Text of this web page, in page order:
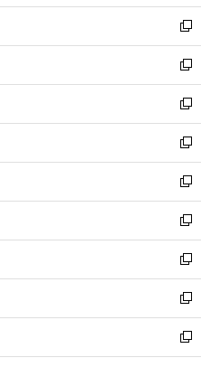
ウ
ィ
ン
ド
ウ
で
開
く
し
い
ウ
ィ
ン
ド
ウ
で
開
く
新
し
い
ウ
ィ
ン
ド
ウ
で
開
く
新
し
い
ウ
ィ
ン
ド
ウ
で
開
く
新
し
い
ウ
ィ
ン
ド
ウ
で
開
く
新
し
い
ウ
ィ
ン
ド
ウ
で
開
く
新
し
い
ウ
ィ
ン
ド
ウ
で
開
新
し
い
ウ
ィ
ン
ド
ウ
新
し
い
ウ
ィ
ン
新
し
い
ウ
新
し